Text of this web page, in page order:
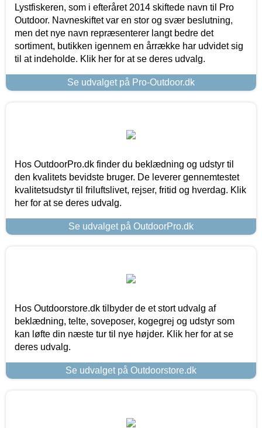
Lystfiskeren, som i efteråret 2014 skiftede navn til Pro
Outdoor. Navneskiftet var en stor og svær beslutning,
men det nye navn repræsenterer langt bedre det
sortiment, butikken igennem en årrække har udvidet sig
til at indeholde. Klik her for at se deres udvalg.
Se udvalget på Pro-Outdoor.dk
Hos OutdoorPro.dk finder du beklædning og udstyr til
den kvalitets bevidste bruger. De leverer gennemtestet
kvalitetsudstyr til friluftslivet, rejser, fritid og hverdag. Klik
her for at se deres udvalg.
Se udvalget på OutdoorPro.dk
Hos Outdoorstore.dk tilbyder de et stort udvalg af
beklædning, telte, soveposer, kogegrej og udstyr som
kan løfte din næste tur til nye højder. Klik her for at se
deres udvalg.
Se udvalget på Outdoorstore.dk